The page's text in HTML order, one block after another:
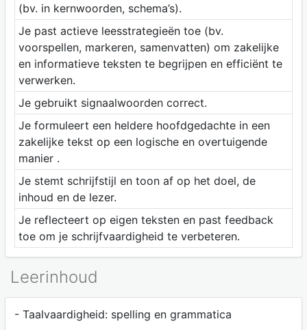
(bv. in kernwoorden, schema’s).
Je past actieve leesstrategieën toe (bv.
voorspellen, markeren, samenvatten) om zakelijke
en informatieve teksten te begrijpen en efficiënt te
verwerken.
Je gebruikt signaalwoorden correct.
Je formuleert een heldere hoofdgedachte in een
zakelijke tekst op een logische en overtuigende
manier .
Je stemt schrijfstijl en toon af op het doel, de
inhoud en de lezer.
Je reflecteert op eigen teksten en past feedback
toe om je schrijfvaardigheid te verbeteren.
Leerinhoud
- Taalvaardigheid: spelling en grammatica